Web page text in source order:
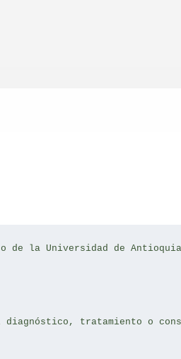
de la Universidad de
tratamiento o